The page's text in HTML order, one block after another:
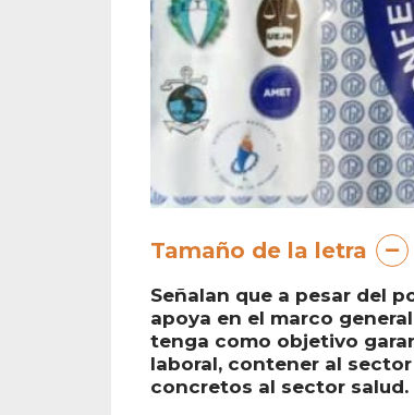
Tamaño de la letra
Señalan que a pesar del
apoya en el marco
tenga como objetivo
laboral, contener al
concretos al sector salud.